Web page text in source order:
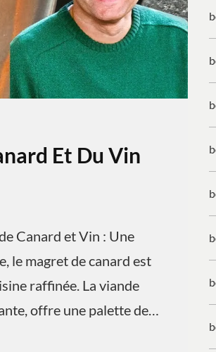
Et Du Vin
Canard et Vin : Une
le magret de canard est
raffinée. La viande
offre une palette de…